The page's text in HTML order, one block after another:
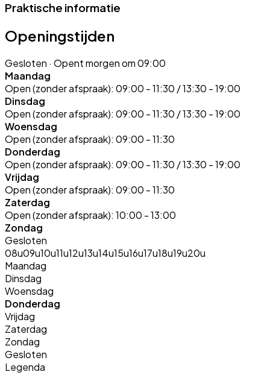
Praktische informatie
Openingstijden
Gesloten · Opent morgen om 09:00
Maandag
Open (zonder afspraak): 09:00 - 11:30 / 13:30 - 19:00
Dinsdag
Open (zonder afspraak): 09:00 - 11:30 / 13:30 - 19:00
Woensdag
Open (zonder afspraak): 09:00 - 11:30
Donderdag
Open (zonder afspraak): 09:00 - 11:30 / 13:30 - 19:00
Vrijdag
Open (zonder afspraak): 09:00 - 11:30
Zaterdag
Open (zonder afspraak): 10:00 - 13:00
Zondag
Gesloten
08u09u10u11u12u13u14u15u16u17u18u19u20u
Maandag
Dinsdag
Woensdag
Donderdag
Vrijdag
Zaterdag
Zondag
Gesloten
Legenda